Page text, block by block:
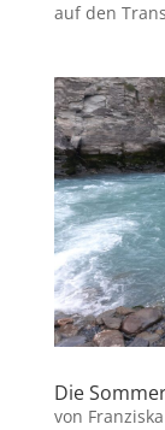
auf den
Die
von